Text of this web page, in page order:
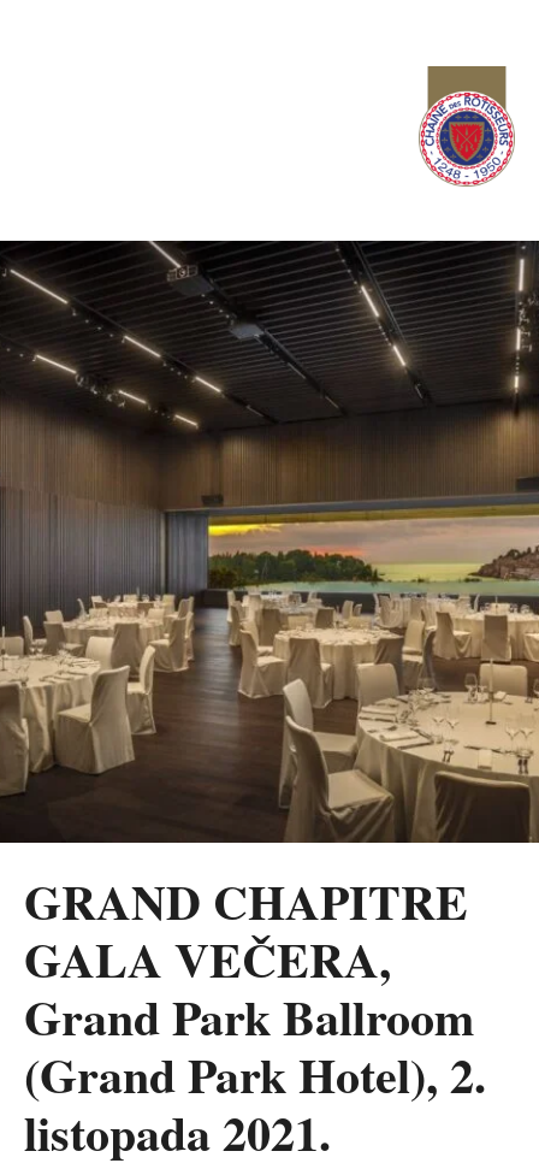
GRAND CHAPITRE
GALA VEČERA,
Grand Park Ballroom
(Grand Park Hotel), 2.
listopada 2021.